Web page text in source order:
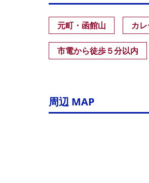
元町・函館山 カ
市電から徒歩５分以内
周辺 MAP